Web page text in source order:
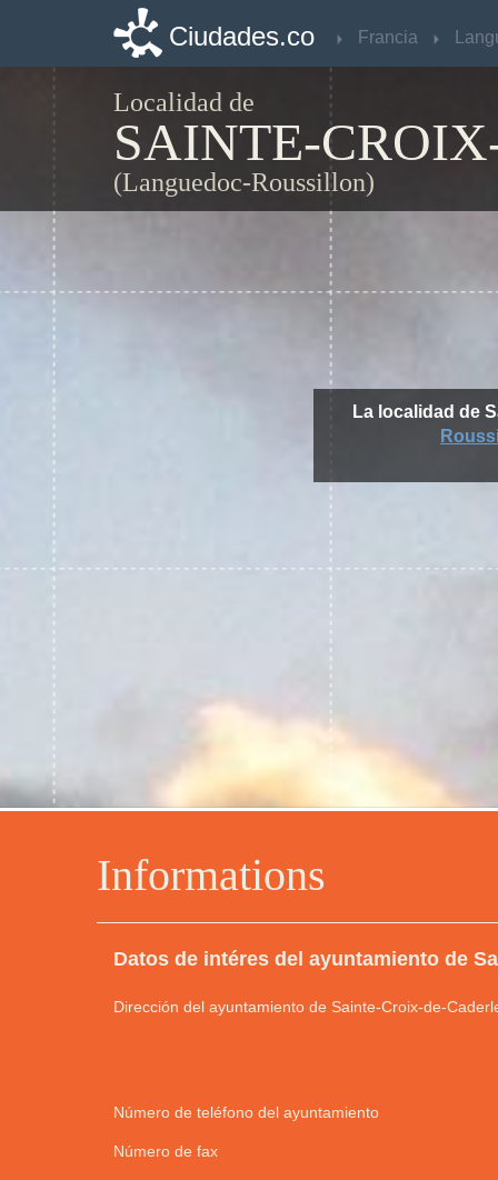
Ciudades.co Francia
Localidad de
SAINTE-
(Languedoc-Roussillon)
Informations
Datos de intéres del ayuntamiento de
Dirección del ayuntamiento de Sainte-Croix-de-
Número de teléfono del ayuntamiento
Número de fax
La localidad de
Ciudades.co Francia